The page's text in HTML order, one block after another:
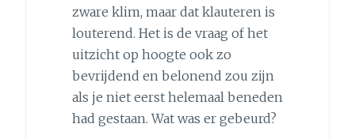
zware klim, maar dat klauteren is
louterend. Het is de vraag of het
uitzicht op hoogte ook zo
bevrijdend en belonend zou zijn
als je niet eerst helemaal beneden
had gestaan. Wat was er gebeurd?